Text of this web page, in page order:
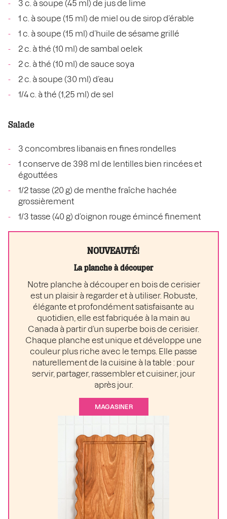
3 c. à soupe (45 ml) de jus de lime
1 c. à soupe (15 ml) de miel ou de sirop d’érable
1 c. à soupe (15 ml) d’huile de sésame grillé
2 c. à thé (10 ml) de sambal oelek
2 c. à thé (10 ml) de sauce soya
2 c. à soupe (30 ml) d’eau
1/4 c. à thé (1,25 ml) de sel
Salade
3 concombres libanais en fines rondelles
1 conserve de 398 ml de lentilles bien rincées et
égouttées
1/2 tasse (20 g) de menthe fraîche hachée
grossièrement
1/3 tasse (40 g) d’oignon rouge émincé finement
NOUVEAUTÉ!
La planche à découper
Notre planche à découper en bois de cerisier
est un plaisir à regarder et à utiliser. Robuste,
élégante et profondément satisfaisante au
quotidien, elle est fabriquée à la main au
Canada à partir d’un superbe bois de cerisier.
Chaque planche est unique et développe une
couleur plus riche avec le temps. Elle passe
naturellement de la cuisine à la table : pour
servir, partager, rassembler et cuisiner, jour
après jour.
MAGASINER